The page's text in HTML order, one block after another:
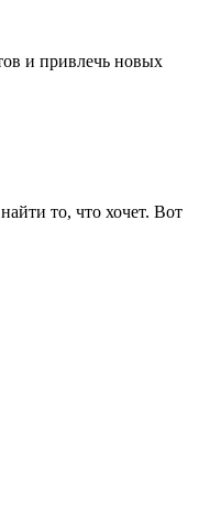
и привлечь новых
то, что хочет. Вот